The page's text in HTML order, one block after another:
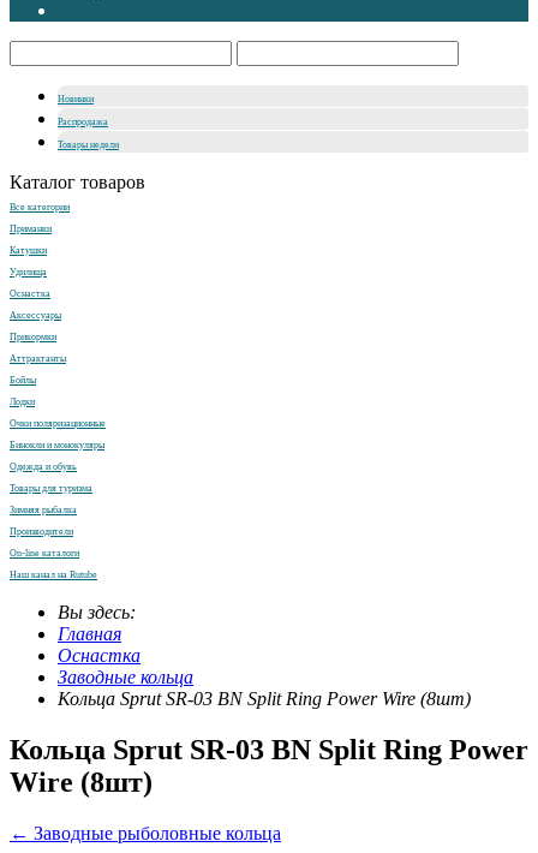
Новинки
Распродажа
Товары недели
Каталог товаров
Все категории
Приманки
Катушки
Удилища
Оснастка
Аксессуары
Прикормки
Аттрактанты
Бойлы
Лодки
Очки поляризационные
Бинокли и монокуляры
Одежда и обувь
Товары для туризма
Зимняя рыбалка
Производители
On-line каталоги
Наш канал на Rutube
Вы здесь:
Главная
Оснастка
Заводные кольца
Кольца Sprut SR-03 BN Split Ring Power Wire (8шт)
Кольца Sprut SR-03 BN Split Ring Power
Wire (8шт)
← Заводные рыболовные кольца